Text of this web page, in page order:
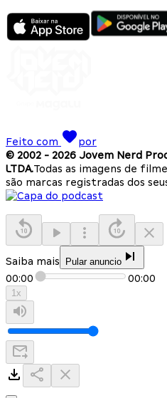
Feito com
por
© 2002 - 2026 Jovem Nerd
LTDA.Todas as imagens de
são marcas registradas dos
Saiba mais Pular anuncio
00:00 00:00
1x